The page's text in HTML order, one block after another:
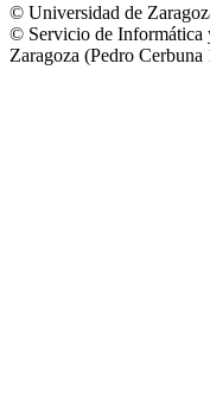
© Universidad de
© Servicio de Informática
Zaragoza (Pedro